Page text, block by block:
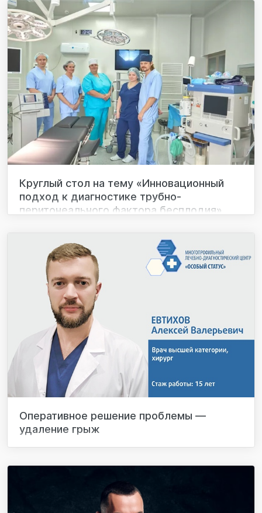
Круглый стол на тему «Инновационный
подход к диагностике трубно-
перитонеального фактора бесплодия»
Оперативное решение проблемы —
удаление грыж